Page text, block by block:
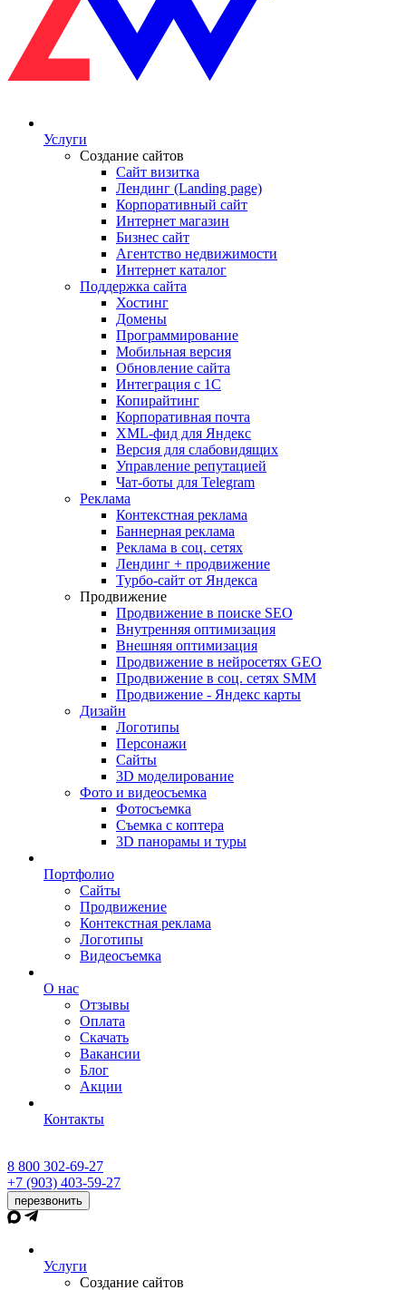
Услуги
Создание сайтов
Сайт визитка
Лендинг (Landing page)
Корпоративный сайт
Интернет магазин
Бизнес сайт
Агентство недвижимости
Интернет каталог
Поддержка сайта
Хостинг
Домены
Программирование
Мобильная версия
Обновление сайта
Интеграция с 1С
Копирайтинг
Корпоративная почта
XML-фид для Яндекс
Версия для слабовидящих
Управление репутацией
Чат-боты для Telegram
Реклама
Контекстная реклама
Баннерная реклама
Реклама в соц. сетях
Лендинг + продвижение
Турбо-сайт от Яндекса
Продвижение
Продвижение в поиске SEO
Внутренняя оптимизация
Внешняя оптимизация
Продвижение в нейросетях GEO
Продвижение в соц. сетях SMM
Продвижение - Яндекс карты
Дизайн
Логотипы
Персонажи
Сайты
3D моделирование
Фото и видеосъемка
Фотосъемка
Съемка с коптера
3D панорамы и туры
Портфолио
Сайты
Продвижение
Контекстная реклама
Логотипы
Видеосъемка
О нас
Отзывы
Оплата
Скачать
Вакансии
Блог
Акции
Контакты
8 800 302-69-27
+7 (903) 403-59-27
перезвонить
Услуги
Создание сайтов